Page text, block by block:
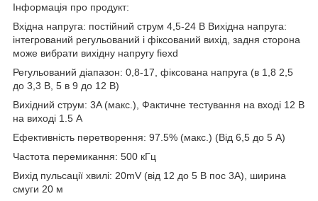
Інформація про продукт:
Вхідна напруга: постійний струм 4,5-24 В Вихідна напруга:
інтегрований регульований і фіксований вихід, задня сторона
може вибрати вихідну напругу fiexd
Регульований діапазон: 0,8-17, фіксована напруга (в 1,8 2,5
до 3,3 В, 5 в 9 до 12 В)
Вихідний струм: 3A (макс.), Фактичне тестування на вході 12 В
на виході 1.5 A
Ефективність перетворення: 97.5% (макс.) (Від 6,5 до 5 А)
Частота перемикання: 500 кГц
Вихід пульсації хвилі: 20mV (від 12 до 5 В пос 3A), ширина
смуги 20 м